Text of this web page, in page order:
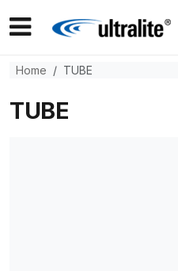
Home TUBE
TUBE